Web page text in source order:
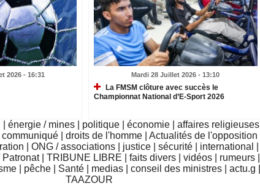
2026 - 16:31 Mardi 28 Juillet 2026 - 13:10
La FMSM clôture avec succès le
Championnat National d’E-Sport 2026
énergie / mines politique économie affaires religieuses
communiqué droits de l'homme Actualités de l'opposition
ONG / associations justice sécurité international
Patronat TRIBUNE LIBRE faits divers vidéos rumeurs
pêche Santé medias conseil des ministres actu.g
TAAZOUR